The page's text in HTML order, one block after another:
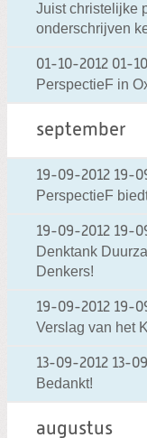
Juist christelijke
onderschrijven
01-10-2012 01-
PerspectieF in
september
19-09-2012 19-
PerspectieF
19-09-2012 19-
Denktank
Denkers!
19-09-2012 19-
Verslag van het
13-09-2012 13-
Bedankt!
augustus